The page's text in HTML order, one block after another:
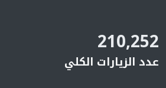
210,252
عدد الزيارات الكلي